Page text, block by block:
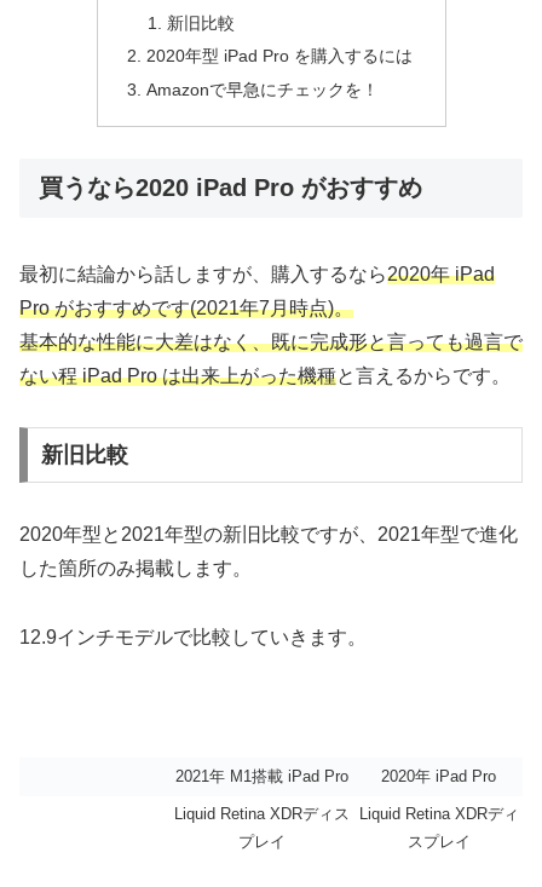
新旧比較
2020年型 iPad Pro を購入するには
Amazonで早急にチェックを！
買うなら2020 iPad Pro がおすすめ
最初に結論から話しますが、購入するなら2020年iPad
Proがおすすめです(2021年7月時点)。
基本的な性能に大差はなく、既に完成形と言っても過言で
ない程iPad Proは出来上がった機種と言えるからです。
新旧比較
2020年型と2021年型の新旧比較ですが、2021年型で進化
した箇所のみ掲載します。
12.9インチモデルで比較していきます。
2021年 M1搭載 iPad Pro 2020年 iPad Pro
Liquid Retina XDRディス
プレイ
Liquid Retina XDRディ
スプレイ